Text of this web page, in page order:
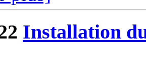
Installation